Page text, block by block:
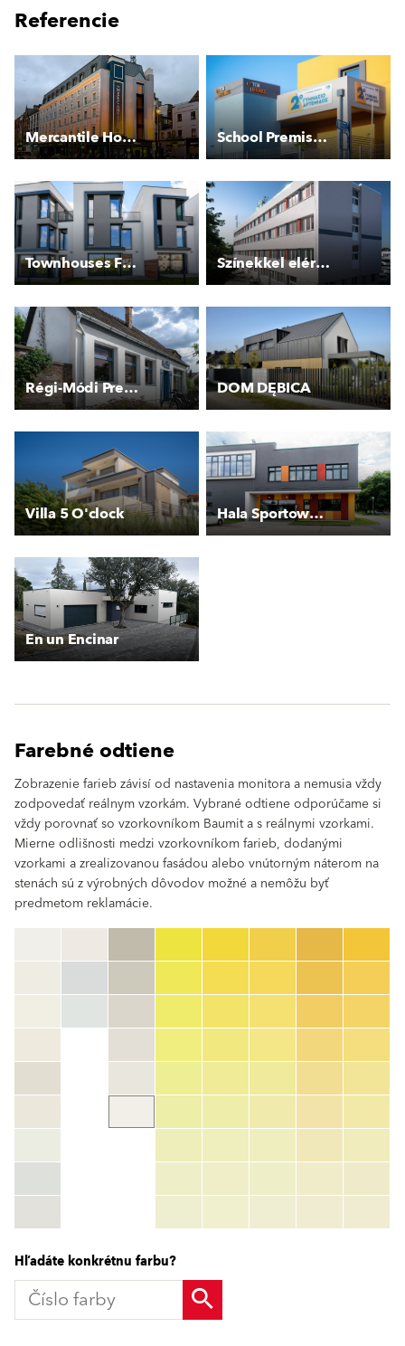
Referencie
Mercantile Hotel School Premises - Artemida, Greece
Townhouses F - Top´rezidence Pomezí II. Színekkel elért változatosság
Régi-Módi Presszó DOM DĘBICA
Villa 5 O'clock Hala Sportowa OSiR Bemowo
En un Encinar
Farebné odtiene
Zobrazenie farieb závisí od nastavenia monitora a nemusia vždy
zodpovedať reálnym vzorkám. Vybrané odtiene odporúčame si
vždy porovnať so vzorkovníkom Baumit a s reálnymi vzorkami.
Mierne odlišnosti medzi vzorkovníkom farieb, dodanými
vzorkami a zrealizovanou fasádou alebo vnútorným náterom na
stenách sú z výrobných dôvodov možné a nemôžu byť
predmetom reklamácie.
color_name
HEX:hex_code
TSR:tsr_code
Zistiť viac
Hľadáte konkrétnu farbu?